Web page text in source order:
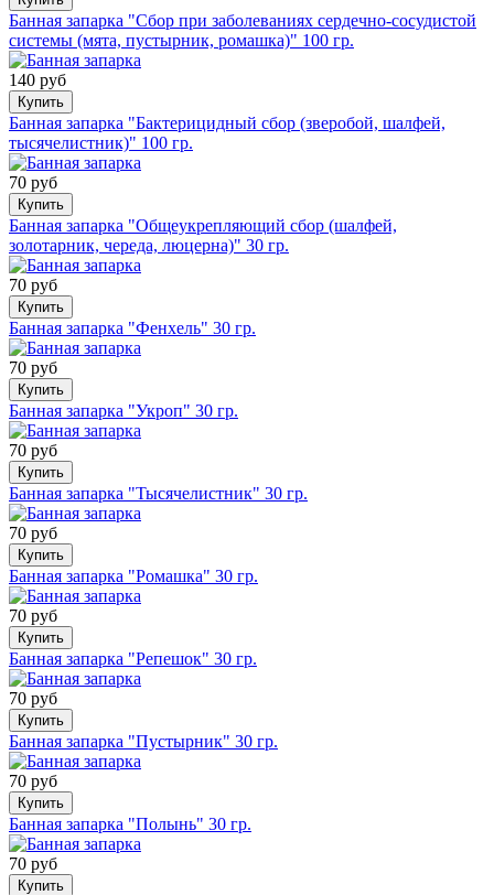
Банная запарка "Сбор при заболеваниях сердечно-сосудистой
системы (мята, пустырник, ромашка)" 100 гр.
140 руб
Купить
Банная запарка "Бактерицидный сбор (зверобой, шалфей,
тысячелистник)" 100 гр.
70 руб
Купить
Банная запарка "Общеукрепляющий сбор (шалфей,
золотарник, череда, люцерна)" 30 гр.
70 руб
Купить
Банная запарка "Фенхель" 30 гр.
70 руб
Купить
Банная запарка "Укроп" 30 гр.
70 руб
Купить
Банная запарка "Тысячелистник" 30 гр.
70 руб
Купить
Банная запарка "Ромашка" 30 гр.
70 руб
Купить
Банная запарка "Репешок" 30 гр.
70 руб
Купить
Банная запарка "Пустырник" 30 гр.
70 руб
Купить
Банная запарка "Полынь" 30 гр.
70 руб
Купить